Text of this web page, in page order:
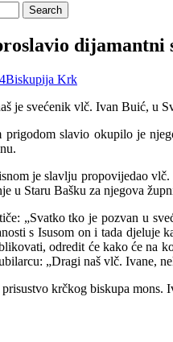
dijamantni
Author
Biskupija Krk
je svećenik vlč. Ivan Buić, u
slavio okupilo je
je slavlju propovijedao
u Staru Bašku za njegova
„Svatko tko je pozvan u
s Isusom on i tada djeluje
odredit će kako će na
„Dragi naš vlč. Ivane,
krčkog biskupa mons.